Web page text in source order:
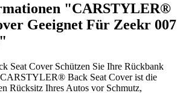
"CARSTYLER®
Geeignet Für Zeekr 007
Seat Cover Schützen Sie Ihre Rückbank
CARSTYLER® Back Seat Cover ist die
Rücksitz Ihres Autos vor Schmutz,